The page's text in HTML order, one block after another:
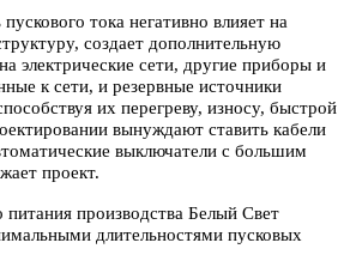
тока негативно влияет на
создает дополнительную
электрические сети, другие приборы и
к сети, и резервные источники
их перегреву, износу, быстрой
вынуждают ставить кабели
выключатели с большим
проект.
производства Белый Свет
длительностями пусковых